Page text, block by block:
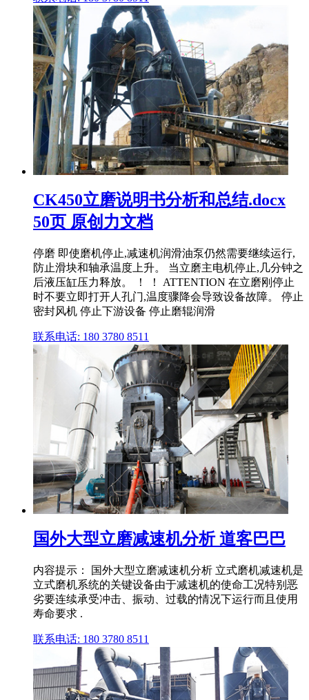
CK450立磨说明书分析和总结.docx
50页 原创力文档
停磨 即使磨机停止,减速机润滑油泵仍然需要继续运行,
防止滑块和轴承温度上升。 当立磨主电机停止,几分钟之
后液压缸压力释放。 ！ ！ ATTENTION 在立磨刚停止
时不要立即打开人孔门,温度骤降会导致设备故障。 停止
密封风机 停止下游设备 停止磨辊润滑
联系电话: 180 3780 8511
国外大型立磨减速机分析 道客巴巴
内容提示： 国外大型立磨减速机分析 立式磨机减速机是
立式磨机系统的关键设备由于减速机的使命工况特别恶
劣要连续承受冲击、振动、过载的情况下运行而且使用
寿命要求 .
联系电话: 180 3780 8511